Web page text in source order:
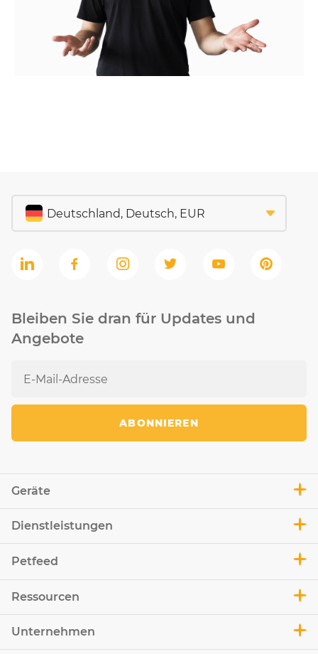
Geräte
Dienstleistungen
Petfeed
Ressourcen
Unternehmen
Bleiben Sie dran für Updates und
Angebote
ABONNIEREN